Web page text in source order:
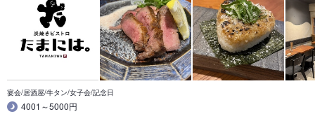
宴会/居酒屋/牛タン/女子会/記念日
4001～5000円